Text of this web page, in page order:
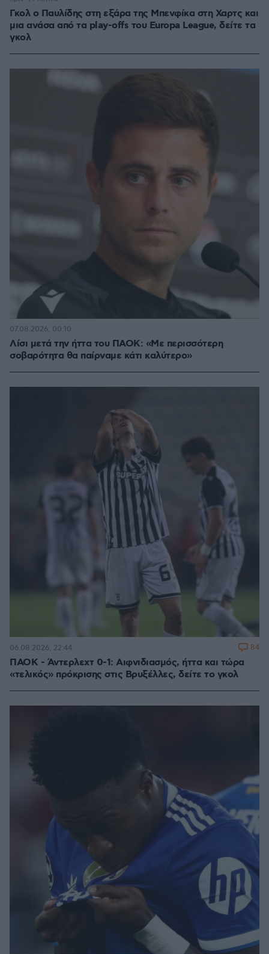
Γκολ ο Παυλίδης στη εξάρα της Μπενφίκα στη Χαρτς και
μια ανάσα από τα play-offs του Europa League, δείτε τα
γκολ
Λίσι μετά την ήττα του ΠΑΟΚ: «Με περισσότερη
σοβαρότητα θα παίρναμε κάτι καλύτερο»
07.08.2026, 00:10
ΠΑΟΚ - Άντερλεχτ 0-1: Αιφνιδιασμός, ήττα και τώρα
«τελικός» πρόκρισης στις Βρυξέλλες, δείτε το γκολ
06.08.2026, 22:44 84